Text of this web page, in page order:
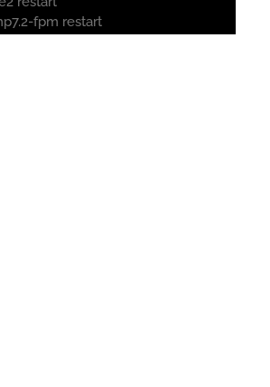
fpm restart